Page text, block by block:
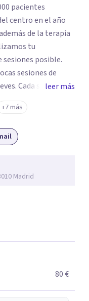
pacientes
centro en el año
de la terapia
posible.
sesiones de
Cada sesión de
a conseguir
destaca la
tratamiento de
, estrés,
para el
leer más
+7 más
Madrid
80 €